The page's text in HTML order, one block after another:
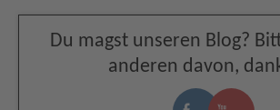
Du magst unseren Blog?
anderen davon,
Facebook